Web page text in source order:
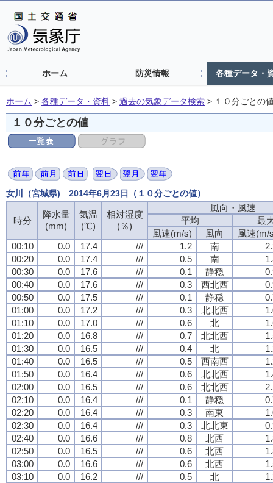
ホーム 防災情報 各種データ・
ホーム > 各種データ・資料 > 過去の気象データ検索 > １０分ごとの
１０分ごとの値
女川（宮城県) 2014年6月23日（１０分ごとの値）
時分
降水量
(mm)
気温
(℃)
相対湿度
(％)
風向・風速
平均
最
風速(m/s)
風向
風速(m/
00:10
0.0 17.4 /// 1.2 南
00:20
0.0 17.4 /// 0.5 南
00:30
0.0 17.6 /// 0.1 静穏
00:40
0.0 17.6 /// 0.3 西北西
00:50
0.0 17.5 /// 0.1 静穏
01:00
0.0 17.2 /// 0.3 北北西
01:10
0.0 17.0 /// 0.6 北
01:20
0.0 16.8 /// 0.7 北北西
01:30
0.0 16.5 /// 0.4 北
01:40
0.0 16.5 /// 0.5 西南西
01:50
0.0 16.4 /// 0.6 北北西
02:00
0.0 16.5 /// 0.6 北北西
02:10
0.0 16.4 /// 0.1 静穏
02:20
0.0 16.4 /// 0.3 南東
02:30
0.0 16.4 /// 0.3 北北東
02:40
0.0 16.6 /// 0.8 北西
02:50
0.0 16.5 /// 0.6 北西
03:00
0.0 16.6 /// 0.6 北西
03:10
0.0 16.2 /// 0.5 北